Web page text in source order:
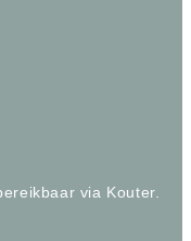
via Kouter.